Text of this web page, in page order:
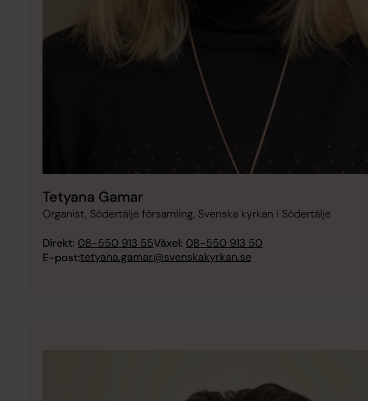
Tetyana Gamar
Organist, Södertälje församling, Svenska kyrkan i Södertälje
Direkt: 08-550 913 55Växel: 08-550 913 50
E-post:tetyana.gamar@svenskakyrkan.se